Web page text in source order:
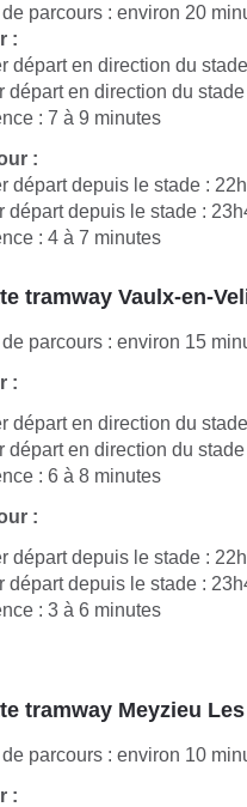
parcours : environ 20
:
départ en direction du
départ en direction du
: 7 à 9 minutes
:
départ depuis le stade :
départ depuis le stade :
: 4 à 7 minutes
tramway Vaulx-en-
parcours : environ 15
:
départ en direction du
départ en direction du
: 6 à 8 minutes
:
départ depuis le stade :
départ depuis le stade :
: 3 à 6 minutes
tramway Meyzieu
parcours : environ 10
: